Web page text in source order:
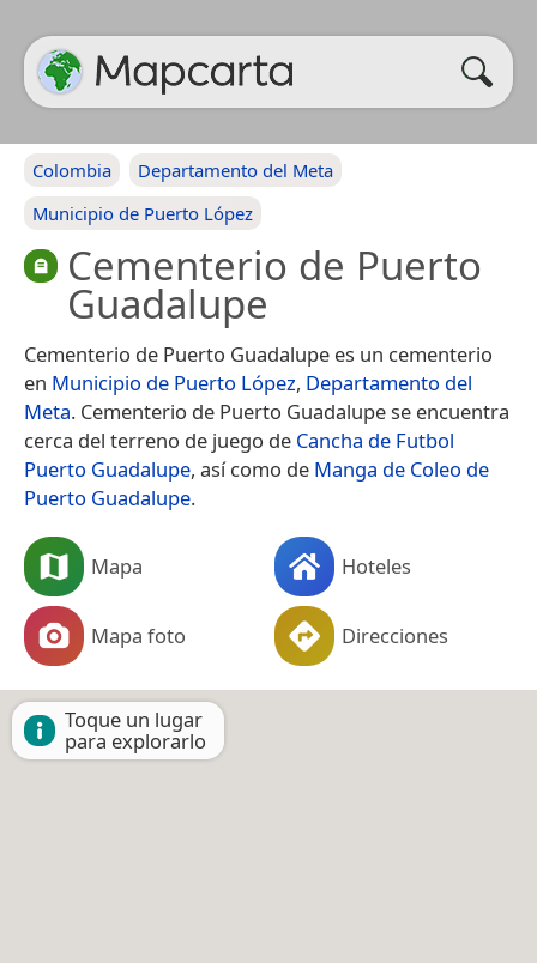
Colombia
Departamento del Meta
Municipio de Puerto López
Cementerio de Puerto
Guadalupe
Cementerio de Puerto Guadalupe es un cementerio
en Municipio de Puerto López, Departamento del
Meta. Cementerio de Puerto Guadalupe se encuentra
cerca del terreno de juego de Cancha de Futbol
Puerto Guadalupe, así como de Manga de Coleo de
Puerto Guadalupe.
Mapa Hoteles
Mapa foto Direcciones
Toque un lugar
para explorarlo